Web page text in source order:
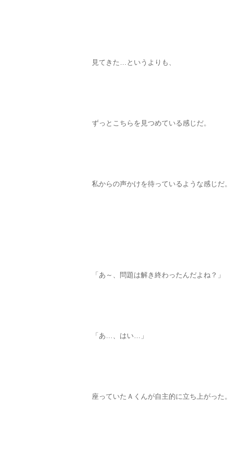
見てきた…というよりも、
ずっとこちらを見つめている感じだ。
私からの声かけを待っているような感じだ。
「あ～、問題は解き終わったんだよね？」
「あ…、はい…」
座っていたＡくんが自主的に立ち上がった。